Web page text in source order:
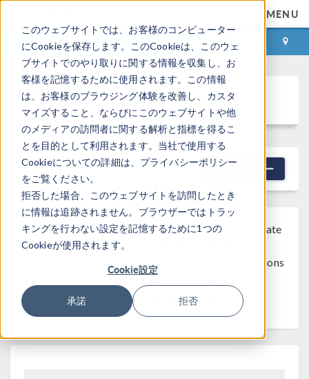
このウェブサイトでは、お客様のコンピューター
にCookieを保存します。このCookieは、このウェ
ブサイトでのやり取りに関する情報を収集し、お
客様を記憶するために使用されます。この情報
は、お客様のブラウジング体験を改善し、カスタ
マイズすること、ならびにこのウェブサイトや他
のメディアの訪問者に関する解析と指標を得るこ
とを目的として利用されます。当社で使用する
Cookieについての詳細は、プライバシーポリシー
をご覧ください。
拒否した場合、このウェブサイトを訪問したとき
に情報は追跡されません。ブラウザーではトラッ
キングを行わない設定を記憶するために1つの
Cookieが使用されます。
Cookie設定
承諾 拒否
MENU
ログイン お問い合わせ
Discussion Forum
NEW DISCUSSION フィルター
Note that while COMSOL employees may participate
in the discussion forum, COMSOL
who are on-subscription should submit their questions
Support Centerfor a more comprehensive
response from the Technical Support team.